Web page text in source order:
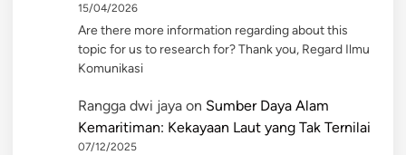
15/04/2026
Are there more information regarding about this
topic for us to research for? Thank you, Regard Ilmu
Komunikasi
Rangga dwi jaya on Sumber Daya Alam
Kemaritiman: Kekayaan Laut yang Tak Ternilai
07/12/2025